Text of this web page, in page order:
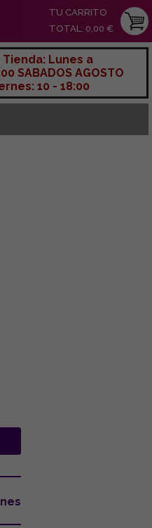
TU CARRITO
TOTAL: 0,00 €
Tienda: Lunes a
SABADOS AGOSTO
10 - 18:00